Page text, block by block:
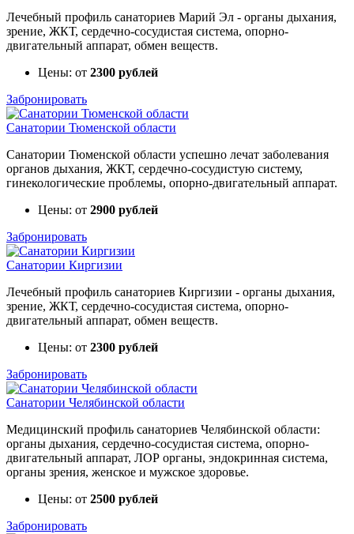
Лечебный профиль санаториев Марий Эл - органы дыхания,
зрение, ЖКТ, сердечно-сосудистая система, опорно-
двигательный аппарат, обмен веществ.
Цены: от 2300 рублей
Забронировать
Санатории Тюменской области
Санатории Тюменской области успешно лечат заболевания
органов дыхания, ЖКТ, сердечно-сосудистую систему,
гинекологические проблемы, опорно-двигательный аппарат.
Цены: от 2900 рублей
Забронировать
Санатории Киргизии
Лечебный профиль санаториев Киргизии - органы дыхания,
зрение, ЖКТ, сердечно-сосудистая система, опорно-
двигательный аппарат, обмен веществ.
Цены: от 2300 рублей
Забронировать
Санатории Челябинской области
Медицинский профиль санаториев Челябинской области:
органы дыхания, сердечно-сосудистая система, опорно-
двигательный аппарат, ЛОР органы, эндокринная система,
органы зрения, женское и мужское здоровье.
Цены: от 2500 рублей
Забронировать